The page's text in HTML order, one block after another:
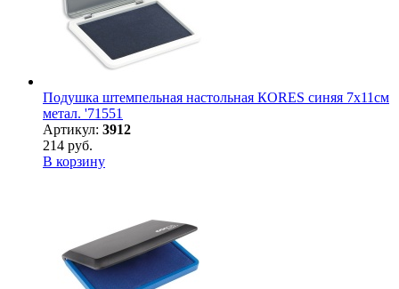
Подушка штемпельная настольная КORES синяя 7х11см
метал. '71551
Артикул: 3912
214 руб.
В корзину